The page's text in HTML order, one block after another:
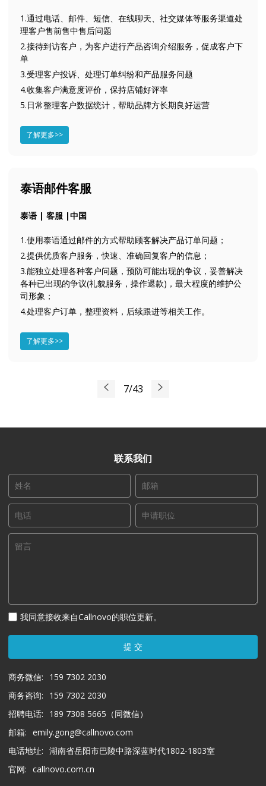
1.通过电话、邮件、短信、在线聊天、社交媒体等服务渠道处
理客户售前售中售后问题
2.接待到访客户，为客户进行产品咨询介绍服务，促成客户下
单
3.受理客户投诉、处理订单纠纷和产品服务问题
4.收集客户满意度评价，保持店铺好评率
5.日常整理客户数据统计，帮助品牌方长期良好运营
了解更多>>
泰语邮件客服
泰语 | 客服 |中国
1.使用泰语通过邮件的方式帮助顾客解决产品订单问题；
2.提供优质客户服务，快速、准确回复客户的信息；
3.能独立处理各种客户问题，预防可能出现的争议，妥善解决
各种已出现的争议(礼貌服务，操作退款)，最大程度的维护公
司形象；
4.处理客户订单，整理资料，后续跟进等相关工作。
了解更多>>
7/43
联系我们
我同意接收来自Callnovo的职位更新。
提 交
商务微信:
159 7302 2030
商务咨询:
159 7302 2030
招聘电话:
189 7308 5665（同微信）
邮箱: emily.gong@callnovo.com
电话地址: 湖南省岳阳市巴陵中路深蓝时代1802-1803室
官网: callnovo.com.cn